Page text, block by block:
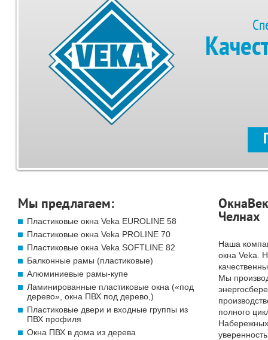
Мы предлагаем:
Пластиковые окна Veka EUROLINE 58
Пластиковые окна Veka PROLINE 70
Пластиковые окна Veka SOFTLINE 82
Балконные рамы (пластиковые)
Алюминиевые рамы-купе
Ламинированные пластиковые окна («под
дерево», окна ПВХ под дерево,)
Пластиковые двери и входные группы из
ПВХ профиля
Окна ПВХ в дома из дерева
Челнах
Наша
окна Veka.
Мы
полного